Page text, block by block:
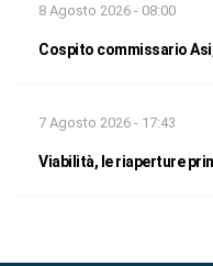
8 Agosto 2026 - 08:00
Cospito commissario
7 Agosto 2026 - 17:43
Viabilità, le riaperture